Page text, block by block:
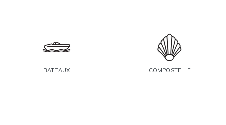
BATEAUX COMPOSTELLE